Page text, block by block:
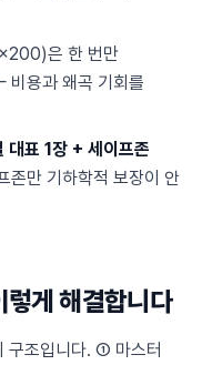
은 한 번만
비용과 왜곡 기회를
대표 1장 + 세이프존
존만 기하학적 보장이 안
렇게 해결합니다
구조입니다. ① 마스터